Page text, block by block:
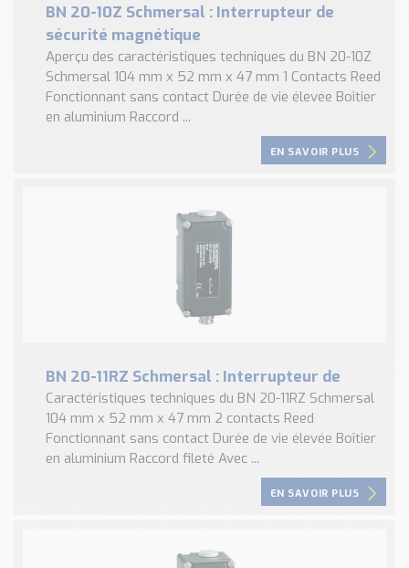
BN 20-10Z Schmersal : Interrupteur de
sécurité magnétique
Aperçu des caractéristiques techniques du BN 20-10Z
Schmersal 104 mm x 52 mm x 47 mm 1 Contacts Reed
Fonctionnant sans contact Durée de vie élevée Boîtier
en aluminium Raccord ...
EN SAVOIR PLUS
BN 20-11RZ Schmersal : Interrupteur de
Caractéristiques techniques du BN 20-11RZ Schmersal
104 mm x 52 mm x 47 mm 2 contacts Reed
Fonctionnant sans contact Durée de vie élevée Boîtier
en aluminium Raccord fileté Avec ...
EN SAVOIR PLUS